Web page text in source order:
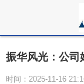
振华风光：公司
时间：2025-11-16